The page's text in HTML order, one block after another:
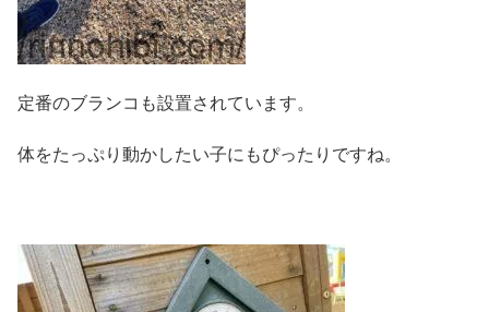
定番のブランコも設置されています。
体をたっぷり動かしたい子にもぴったりですね。